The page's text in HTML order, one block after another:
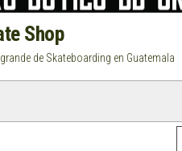
Shop
de Skateboarding en Guatemala